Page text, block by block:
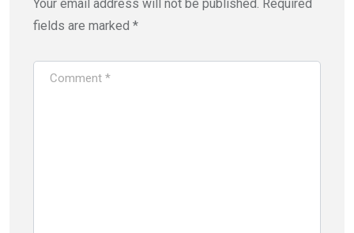
Your email address will not be published. Required
fields are marked *